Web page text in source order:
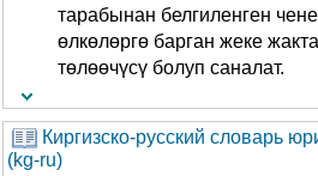
тарабынан белгиленген
өлкөлөргө барган жеке
төлөөчүсү болуп саналат.
Киргизско-русский словарь
(kg-ru)